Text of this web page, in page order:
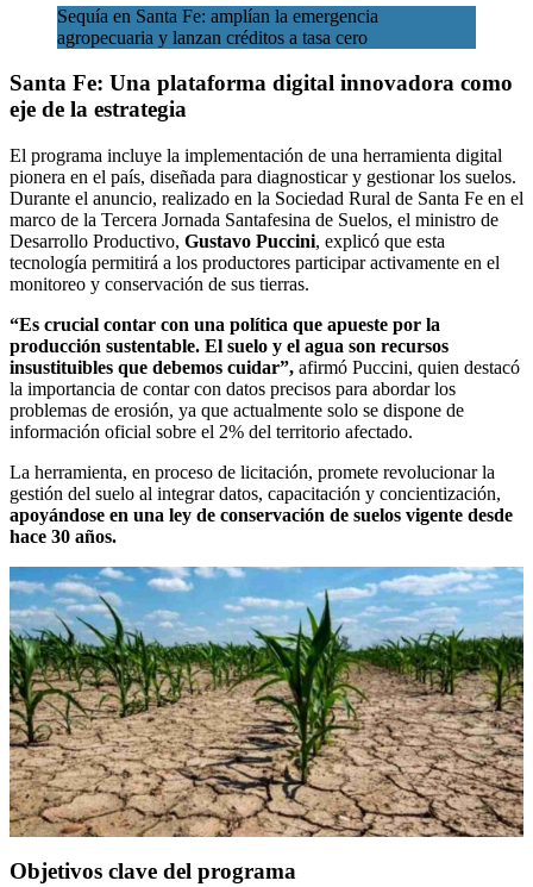
Sequía en Santa Fe: amplían la emergencia
agropecuaria y lanzan créditos a tasa cero
Santa Fe: Una plataforma digital innovadora como
eje de la estrategia
El programa incluye la implementación de una herramienta digital
pionera en el país, diseñada para diagnosticar y gestionar los suelos.
Durante el anuncio, realizado en la Sociedad Rural de Santa Fe en el
marco de la Tercera Jornada Santafesina de Suelos, el ministro de
Desarrollo Productivo, Gustavo Puccini, explicó que esta
tecnología permitirá a los productores participar activamente en el
monitoreo y conservación de sus tierras.
“Es crucial contar con una política que apueste por la
producción sustentable. El suelo y el agua son recursos
insustituibles que debemos cuidar”, afirmó Puccini, quien destacó
la importancia de contar con datos precisos para abordar los
problemas de erosión, ya que actualmente solo se dispone de
información oficial sobre el 2% del territorio afectado.
La herramienta, en proceso de licitación, promete revolucionar la
gestión del suelo al integrar datos, capacitación y concientización,
apoyándose en una ley de conservación de suelos vigente desde
hace 30 años.
Objetivos clave del programa